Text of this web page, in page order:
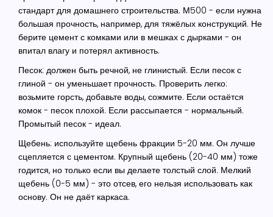
стандарт для домашнего строительства. М500 - если нужна
большая прочность, например, для тяжёлых конструкций. Не
берите цемент с комками или в мешках с дырками - он
впитал влагу и потерял активность.
Песок: должен быть речной, не глинистый. Если песок с
глиной - он уменьшает прочность. Проверить легко:
возьмите горсть, добавьте воды, сожмите. Если остаётся
комок - песок плохой. Если рассыпается - нормальный.
Промытый песок - идеал.
Щебень: используйте щебень фракции 5-20 мм. Он лучше
сцепляется с цементом. Крупный щебень (20-40 мм) тоже
годится, но только если вы делаете толстый слой. Мелкий
щебень (0-5 мм) - это отсев, его нельзя использовать как
основу. Он не даёт каркаса.